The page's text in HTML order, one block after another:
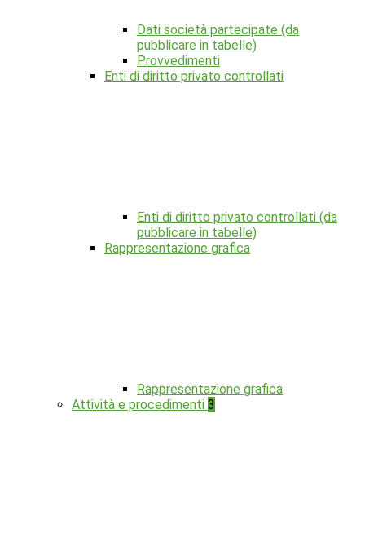
Dati società partecipate (da
pubblicare in tabelle)
Provvedimenti
Enti di diritto privato controllati
Enti di diritto privato controllati (da
pubblicare in tabelle)
Rappresentazione grafica
Rappresentazione grafica
Attività e procedimenti 3